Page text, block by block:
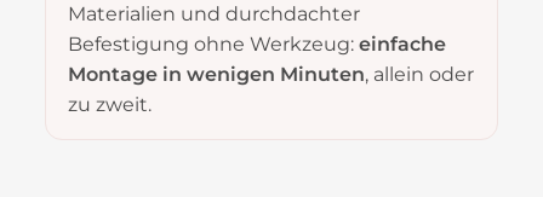
Materialien und durchdachter
Befestigung ohne Werkzeug: einfache
Montage in wenigen Minuten, allein oder
zu zweit.